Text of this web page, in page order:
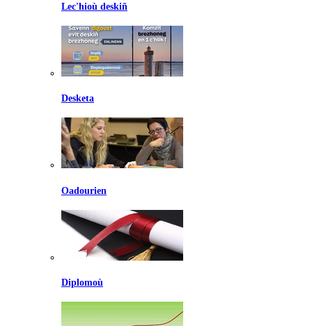
Lec'hioù deskiñ
Desketa
Oadourien
Diplomoù